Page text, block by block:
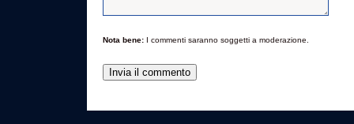
Nota bene: I commenti saranno soggetti a moderazione.